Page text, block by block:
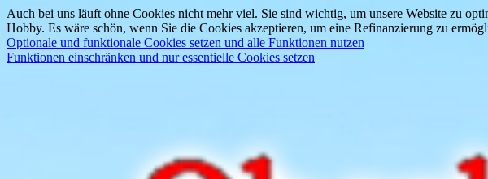
Auch bei uns läuft ohne Cookies nicht mehr viel. Sie sind wichtig, um unsere Website zu
Hobby. Es wäre schön, wenn Sie die Cookies akzeptieren, um eine Refinanzierung zu
Optionale und funktionale Cookies setzen und alle Funktionen nutzen
Funktionen einschränken und nur essentielle Cookies setzen